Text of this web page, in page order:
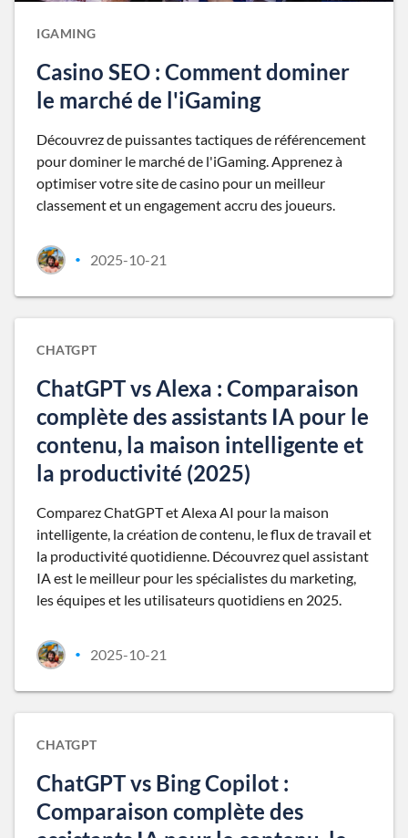
IGAMING
Casino SEO : Comment dominer
le marché de l'iGaming
Découvrez de puissantes tactiques de référencement
pour dominer le marché de l'iGaming. Apprenez à
optimiser votre site de casino pour un meilleur
classement et un engagement accru des joueurs.
• 2025-10-21
CHATGPT
ChatGPT vs Alexa : Comparaison
complète des assistants IA pour le
contenu, la maison intelligente et
la productivité (2025)
Comparez ChatGPT et Alexa AI pour la maison
intelligente, la création de contenu, le flux de travail et
la productivité quotidienne. Découvrez quel assistant
IA est le meilleur pour les spécialistes du marketing,
les équipes et les utilisateurs quotidiens en 2025.
• 2025-10-21
CHATGPT
ChatGPT vs Bing Copilot :
Comparaison complète des